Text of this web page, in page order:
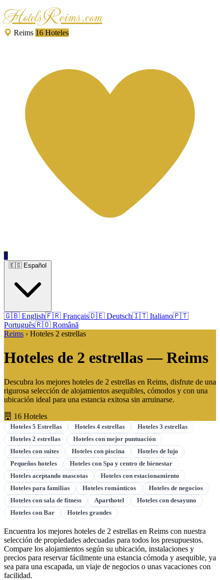
HotelsReims.com
Reims 16 Hoteles
0
🇬🇧 English🇫🇷 Français🇩🇪 Deutsch🇮🇹 Italiano🇵🇹
Português🇷🇴 Română
Reims › Hoteles 2 estrellas
Hoteles de 2 estrellas — Reims
Descubra los mejores hoteles de 2 estrellas en Reims, disfrute de una
rigurosa selección de alojamientos asequibles, cómodos y con una
ubicación ideal para una estancia exitosa sin arruinarse.
16 Hoteles
Hoteles 5 Estrellas Hoteles 4 estrellas
Hoteles 3 estrellas
Hoteles 2 estrellas
Hoteles con mejor puntuación
Hoteles con suites
Hoteles con piscina
Hoteles de lujo
Pequeños hoteles
Hoteles con Spa y centro de bienestar
Hoteles aceptando mascotas
Hoteles con estacionamiento
Hoteles para familias
Hoteles románticos
Hoteles de negocios
Hoteles con sala de fitness
Aparthotel
Hoteles con desayuno
Hoteles con Bar
Hoteles grandes
Encuentra los mejores hoteles de 2 estrellas en Reims con nuestra
selección de propiedades adecuadas para todos los presupuestos.
Compare los alojamientos según su ubicación, instalaciones y
precios para reservar fácilmente una estancia cómoda y asequible, ya
sea para una escapada, un viaje de negocios o unas vacaciones con
facilidad.